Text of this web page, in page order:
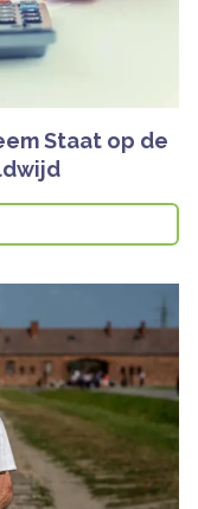
Staat op de